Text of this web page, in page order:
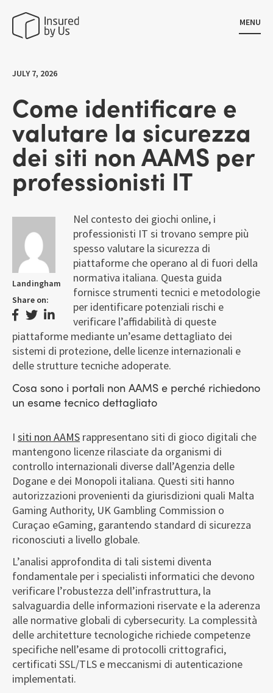
MENU
JULY 7, 2026
Come identificare e
valutare la sicurezza
dei siti non AAMS per
professionisti IT
Landingham
Share on:
Nel contesto dei giochi online, i
professionisti IT si trovano sempre più
spesso valutare la sicurezza di
piattaforme che operano al di fuori della
normativa italiana. Questa guida
fornisce strumenti tecnici e metodologie
per identificare potenziali rischi e
verificare l’affidabilità di queste
piattaforme mediante un’esame dettagliato dei
sistemi di protezione, delle licenze internazionali e
delle strutture tecniche adoperate.
Cosa sono i portali non AAMS e perché richiedono
un esame tecnico dettagliato
I siti non AAMS rappresentano siti di gioco digitali che
mantengono licenze rilasciate da organismi di
controllo internazionali diverse dall’Agenzia delle
Dogane e dei Monopoli italiana. Questi siti hanno
autorizzazioni provenienti da giurisdizioni quali Malta
Gaming Authority, UK Gambling Commission o
Curaçao eGaming, garantendo standard di sicurezza
riconosciuti a livello globale.
L’analisi approfondita di tali sistemi diventa
fondamentale per i specialisti informatici che devono
verificare l’robustezza dell’infrastruttura, la
salvaguardia delle informazioni riservate e la aderenza
alle normative globali di cybersecurity. La complessità
delle architetture tecnologiche richiede competenze
specifiche nell’esame di protocolli crittografici,
certificati SSL/TLS e meccanismi di autenticazione
implementati.